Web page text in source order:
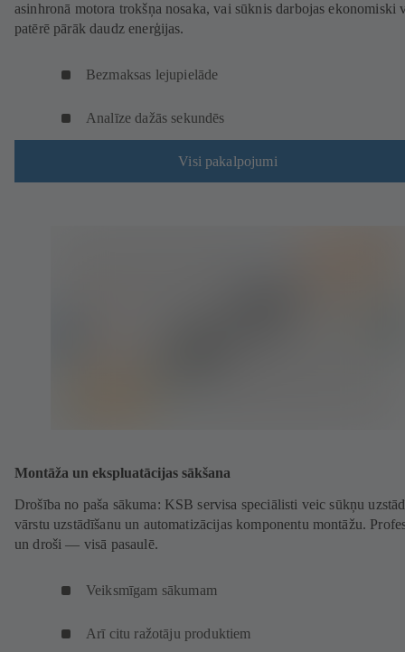
asinhronā motora trokšņa nosaka, vai sūknis darbojas ekonomiski
patērē pārāk daudz enerģijas.
Bezmaksas lejupielāde
Analīze dažās sekundēs
Visi pakalpojumi
Montāža un ekspluatācijas sākšana
Drošība no paša sākuma: KSB servisa speciālisti veic sūkņu
vārstu uzstādīšanu un automatizācijas komponentu montāžu.
un droši — visā pasaulē.
Veiksmīgam sākumam
Arī citu ražotāju produktiem